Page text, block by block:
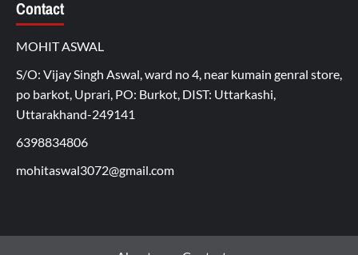
Contact
MOHIT ASWAL
S/O: Vijay Singh Aswal, ward no 4, near kumain genral store,
po barkot, Uprari, PO: Burkot, DIST: Uttarkashi,
Uttarakhand-249141
6398834806
mohitaswal3072@gmail.com